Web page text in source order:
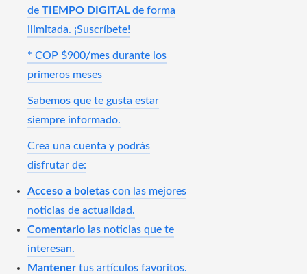
de TIEMPO DIGITAL de forma
ilimitada. ¡Suscríbete!
* COP $900/mes durante los
primeros meses
Sabemos que te gusta estar
siempre informado.
Crea una cuenta y podrás
disfrutar de:
Acceso a boletas con las mejores
noticias de actualidad.
Comentario las noticias que te
interesan.
Mantener tus artículos favoritos.